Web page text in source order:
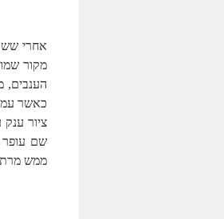
אחרי
מקור
הענבים,
כאשר
ציור
שם עופר
ממש